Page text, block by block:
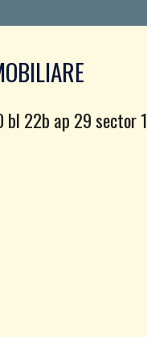
bl 22b ap 29 sector 1